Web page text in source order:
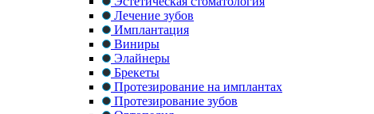
Лечение зубов
Имплантация
Виниры
Элайнеры
Брекеты
Протезирование на имплантах
Протезирование зубов